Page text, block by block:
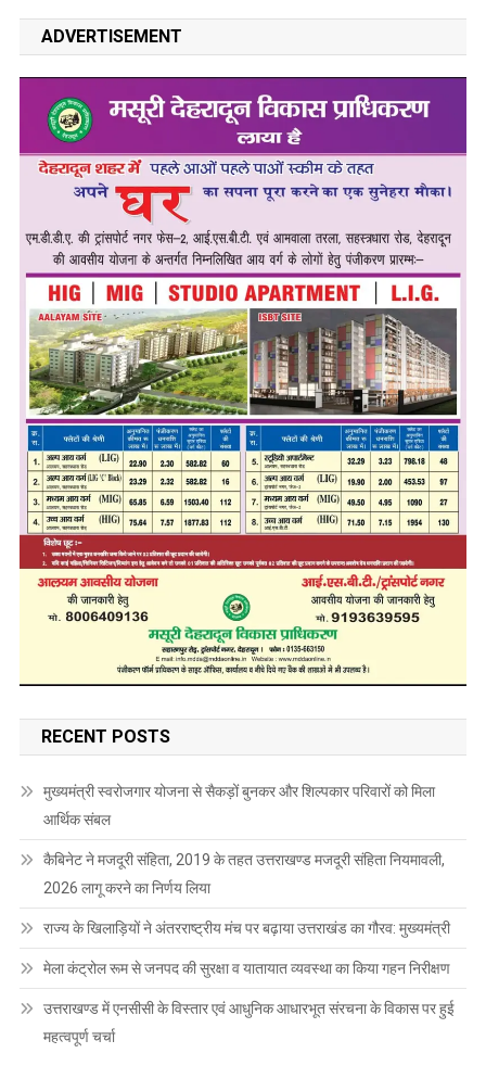
ADVERTISEMENT
RECENT POSTS
मुख्यमंत्री स्वरोजगार योजना से सैकड़ों बुनकर और शिल्पकार परिवारों को मिला
आर्थिक संबल
कैबिनेट ने मजदूरी संहिता, 2019 के तहत उत्तराखण्ड मजदूरी संहिता नियमावली,
2026 लागू करने का निर्णय लिया
राज्य के खिलाड़ियों ने अंतरराष्ट्रीय मंच पर बढ़ाया उत्तराखंड का गौरव: मुख्यमंत्री
मेला कंट्रोल रूम से जनपद की सुरक्षा व यातायात व्यवस्था का किया गहन निरीक्षण
उत्तराखण्ड में एनसीसी के विस्तार एवं आधुनिक आधारभूत संरचना के विकास पर हुई
महत्वपूर्ण चर्चा